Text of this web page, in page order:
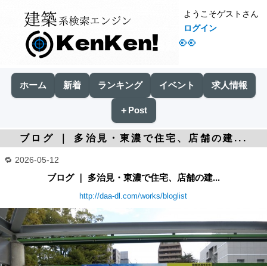
👀
ようこそゲストさん
ログイン
ホーム 新着 ランキング イベント 求人情報
＋Post
ブログ ｜ 多治見・東濃で住宅、店舗の建...
2026-05-12
ブログ ｜ 多治見・東濃で住宅、店舗の建...
http://daa-dl.com/works/bloglist